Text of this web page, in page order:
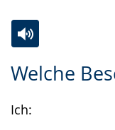
Welche
Ich:
Leichten
wechseln.
Audio-
Video
Deutscher